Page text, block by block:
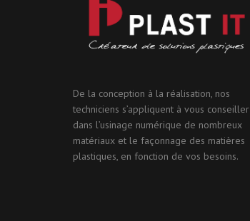
De la conception à la réalisation, nos
techniciens s’appliquent à vous conseiller
dans l’usinage numérique de nombreux
matériaux et le façonnage des matières
plastiques, en fonction de vos besoins.